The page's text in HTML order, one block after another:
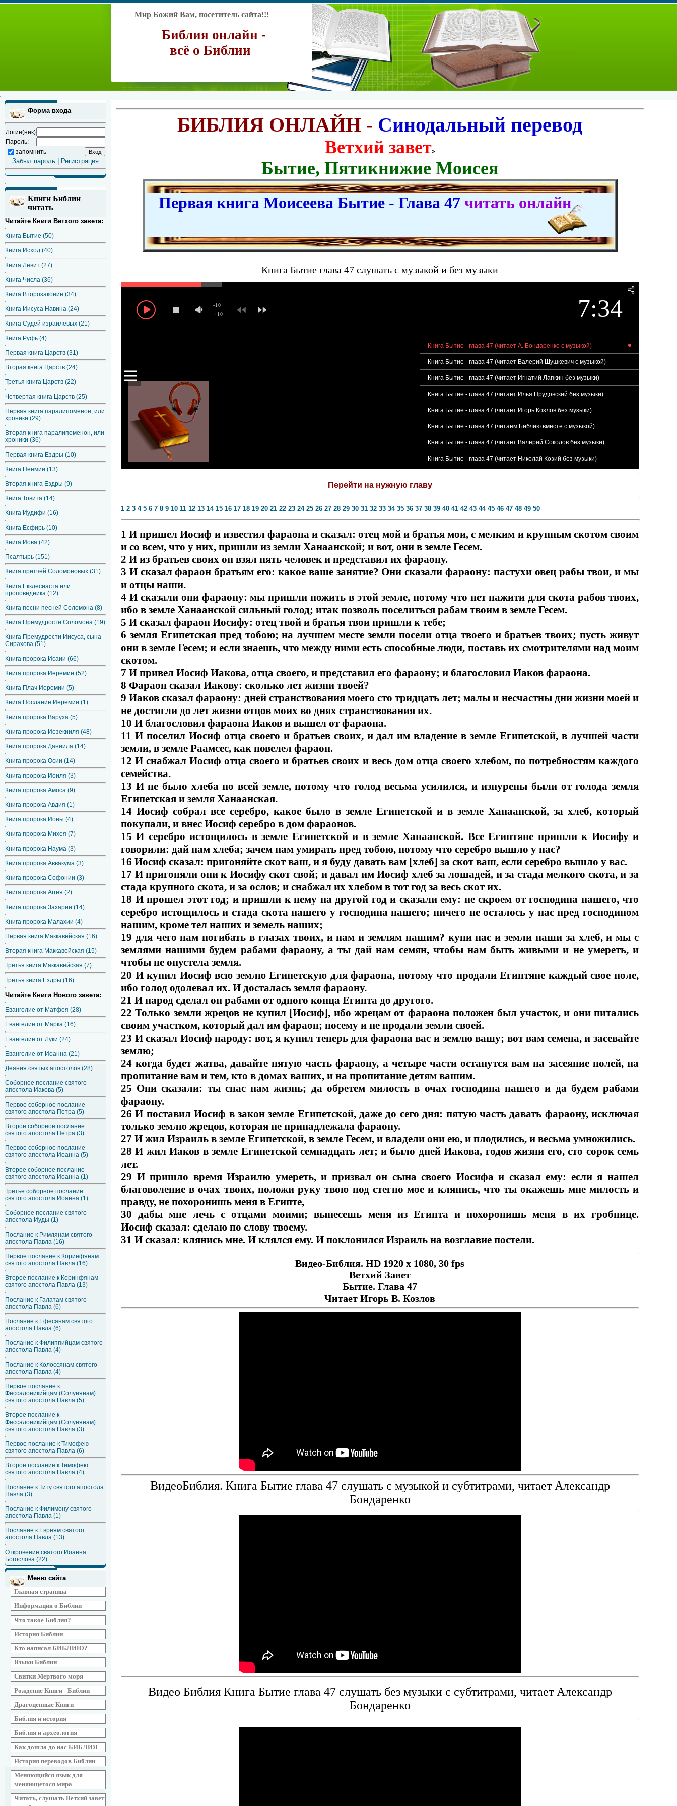
Мир Божий Вам, посетитель сайта!!!
Библия онлайн -
всё о Библии
Форма входа
Логин(ник)
Пароль:
запомнить
Забыл пароль Регистрация
Книги Библии
читать
Читайте Книги Ветхого завета:
Книга Бытие (50)
Книга Исход (40)
Книга Левит (27)
Книга Числа (36)
Книга Второзаконие (34)
Книга Иисуса Навина (24)
Книга Судей израилевых (21)
Книга Руфь (4)
Первая книга Царств (31)
Вторая книга Царств (24)
Третья книга Царств (22)
Четвертая книга Царств (25)
Первая книга паралипоменон, или
хроники (29)
Вторая книга паралипоменон, или
хроники (36)
Первая книга Ездры (10)
Книга Неемии (13)
Вторая книга Ездры (9)
Книга Товита (14)
Книга Иудифи (16)
Книга Есфирь (10)
Книга Иова (42)
Псалтырь (151)
Книга притчей Соломоновых (31)
Книга Екклесиаста или
проповедника (12)
Книга песни песней Соломона (8)
Книга Премудрости Соломона (19)
Книга Премудрости Иисуса, сына
Сирахова (51)
Книга пророка Исаии (66)
Книга пророка Иеремии (52)
Книга Плач Иеремии (5)
Книга Послание Иеремии (1)
Книга пророка Варуха (5)
Книга пророка Иезекииля (48)
Книга пророка Даниила (14)
Книга пророка Осии (14)
Книга пророка Иоиля (3)
Книга пророка Амоса (9)
Книга пророка Авдия (1)
Книга пророка Ионы (4)
Книга пророка Михея (7)
Книга пророка Наума (3)
Книга пророка Аввакума (3)
Книга пророка Софонии (3)
Книга пророка Аггея (2)
Книга пророка Захарии (14)
Книга пророка Малахии (4)
Первая книга Маккавейская (16)
Вторая книга Маккавейская (15)
Третья книга Маккавейская (7)
Третья книга Ездры (16)
Читайте Книги Нового завета:
Евангелие от Матфея (28)
Евангелие от Марка (16)
Евангелие от Луки (24)
Евангелие от Иоанна (21)
Деяния святых апостолов (28)
Соборное послание святого
апостола Иакова (5)
Первое соборное послание
святого апостола Петра (5)
Второе соборное послание
святого апостола Петра (3)
Первое соборное послание
святого апостола Иоанна (5)
Второе соборное послание
святого апостола Иоанна (1)
Третье соборное послание
святого апостола Иоанна (1)
Соборное послание святого
апостола Иуды (1)
Послание к Римлянам святого
апостола Павла (16)
Первое послание к Коринфянам
святого апостола Павла (16)
Второе послание к Коринфянам
святого апостола Павла (13)
Послание к Галатам святого
апостола Павла (6)
Послание к Ефесянам святого
апостола Павла (6)
Послание к Филиппийцам святого
апостола Павла (4)
Послание к Колоссянам святого
апостола Павла (4)
Первое послание к
Фессалоникийцам (Солунянам)
святого апостола Павла (5)
Второе послание к
Фессалоникийцам (Солунянам)
святого апостола Павла (3)
Первое послание к Тимофею
святого апостола Павла (6)
Второе послание к Тимофею
святого апостола Павла (4)
Послание к Титу святого апостола
Павла (3)
Послание к Филимону святого
апостола Павла (1)
Послание к Евреям святого
апостола Павла (13)
Откровение святого Иоанна
Богослова (22)
Меню сайта
Главная страница
Информация о Библии
Что такое Библия?
История Библии
Кто написал БИБЛИЮ?
Языки Библии
Свитки Мертвого моря
Рождение Книги - Библии
Драгоценные Книги
Библия и история
Библия и археология
Как дошла до нас БИБЛИЯ
История переводов Библии
Меняющийся язык для
меняющегося мира
Читать, слушать Ветхий завет
БИБЛИЯ ОНЛАЙН - Синодальный перевод
Ветхий завет»
Бытие, Пятикнижие Моисея
Первая книга Моисеева Бытие - Глава 47 читать онлайн
Книга Бытие глава 47 слушать с музыкой и без музыки
7:34
+10
-10
Книга Бытие - глава 47 (читает А. Бондаренко с музыкой)
Книга Бытие - глава 47 (читает Валерий Шушкевич с музыкой)
Книга Бытие - глава 47 (читает Игнатий Лапкин без музыки)
Книга Бытие - глава 47 (читает Илья Прудовский без музыки)
Книга Бытие - глава 47 (читает Игорь Козлов без музыки)
Книга Бытие - глава 47 (читаем Библию вместе с музыкой)
Книга Бытие - глава 47 (читает Валерий Соколов без музыки)
Книга Бытие - глава 47 (читает Николай Козий без музыки)
Перейти на нужную главу
1 2 3 4 5 6 7 8 9 10 11 12 13 14 15 16 17 18 19 20 21 22 23 24 25 26 27 28 29 30 31 32 33 34 35 36 37 38 39 40 41 42 43 44 45 46 47 48 49 50
1 И пришел Иосиф и известил фараона и сказал: отец мой и братья мои, с мелким и крупным скотом своим
и со всем, что у них, пришли из земли Ханаанской; и вот, они в земле Гесем.
2 И из братьев своих он взял пять человек и представил их фараону.
3 И сказал фараон братьям его: какое ваше занятие? Они сказали фараону: пастухи овец рабы твои, и мы
и отцы наши.
4 И сказали они фараону: мы пришли пожить в этой земле, потому что нет пажити для скота рабов твоих,
ибо в земле Ханаанской сильный голод; итак позволь поселиться рабам твоим в земле Гесем.
5 И сказал фараон Иосифу: отец твой и братья твои пришли к тебе;
6 земля Египетская пред тобою; на лучшем месте земли посели отца твоего и братьев твоих; пусть живут
они в земле Гесем; и если знаешь, что между ними есть способные люди, поставь их смотрителями над моим
скотом.
7 И привел Иосиф Иакова, отца своего, и представил его фараону; и благословил Иаков фараона.
8 Фараон сказал Иакову: сколько лет жизни твоей?
9 Иаков сказал фараону: дней странствования моего сто тридцать лет; малы и несчастны дни жизни моей и
не достигли до лет жизни отцов моих во днях странствования их.
10 И благословил фараона Иаков и вышел от фараона.
11 И поселил Иосиф отца своего и братьев своих, и дал им владение в земле Египетской, в лучшей части
земли, в земле Раамсес, как повелел фараон.
12 И снабжал Иосиф отца своего и братьев своих и весь дом отца своего хлебом, по потребностям каждого
семейства.
13 И не было хлеба по всей земле, потому что голод весьма усилился, и изнурены были от голода земля
Египетская и земля Ханаанская.
14 Иосиф собрал все серебро, какое было в земле Египетской и в земле Ханаанской, за хлеб, который
покупали, и внес Иосиф серебро в дом фараонов.
15 И серебро истощилось в земле Египетской и в земле Ханаанской. Все Египтяне пришли к Иосифу и
говорили: дай нам хлеба; зачем нам умирать пред тобою, потому что серебро вышло у нас?
16 Иосиф сказал: пригоняйте скот ваш, и я буду давать вам [хлеб] за скот ваш, если серебро вышло у вас.
17 И пригоняли они к Иосифу скот свой; и давал им Иосиф хлеб за лошадей, и за стада мелкого скота, и за
стада крупного скота, и за ослов; и снабжал их хлебом в тот год за весь скот их.
18 И прошел этот год; и пришли к нему на другой год и сказали ему: не скроем от господина нашего, что
серебро истощилось и стада скота нашего у господина нашего; ничего не осталось у нас пред господином
нашим, кроме тел наших и земель наших;
19 для чего нам погибать в глазах твоих, и нам и землям нашим? купи нас и земли наши за хлеб, и мы с
землями нашими будем рабами фараону, а ты дай нам семян, чтобы нам быть живыми и не умереть, и
чтобы не опустела земля.
20 И купил Иосиф всю землю Египетскую для фараона, потому что продали Египтяне каждый свое поле,
ибо голод одолевал их. И досталась земля фараону.
21 И народ сделал он рабами от одного конца Египта до другого.
22 Только земли жрецов не купил [Иосиф], ибо жрецам от фараона положен был участок, и они питались
своим участком, который дал им фараон; посему и не продали земли своей.
23 И сказал Иосиф народу: вот, я купил теперь для фараона вас и землю вашу; вот вам семена, и засевайте
землю;
24 когда будет жатва, давайте пятую часть фараону, а четыре части останутся вам на засеяние полей, на
пропитание вам и тем, кто в домах ваших, и на пропитание детям вашим.
25 Они сказали: ты спас нам жизнь; да обретем милость в очах господина нашего и да будем рабами
фараону.
26 И поставил Иосиф в закон земле Египетской, даже до сего дня: пятую часть давать фараону, исключая
только землю жрецов, которая не принадлежала фараону.
27 И жил Израиль в земле Египетской, в земле Гесем, и владели они ею, и плодились, и весьма умножились.
28 И жил Иаков в земле Египетской семнадцать лет; и было дней Иакова, годов жизни его, сто сорок семь
лет.
29 И пришло время Израилю умереть, и призвал он сына своего Иосифа и сказал ему: если я нашел
благоволение в очах твоих, положи руку твою под стегно мое и клянись, что ты окажешь мне милость и
правду, не похоронишь меня в Египте,
30 дабы мне лечь с отцами моими; вынесешь меня из Египта и похоронишь меня в их гробнице.
Иосиф сказал: сделаю по слову твоему.
31 И сказал: клянись мне. И клялся ему. И поклонился Израиль на возглавие постели.
Видео-Библия. HD 1920 х 1080, 30 fps
Ветхий Завет
Бытие. Глава 47
Читает Игорь В. Козлов
ВидеоБиблия. Книга Бытие глава 47 слушать с музыкой и субтитрами, читает Александр
Бондаренко
Видео Библия Книга Бытие глава 47 слушать без музыки с субтитрами, читает Александр
Бондаренко